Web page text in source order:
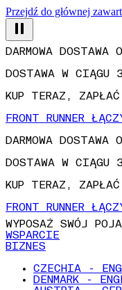
Przejdź do głównej
DOSTAWA W CIĄGU
KUP TERAZ,
FRONT RUNNER
DARMOWA
DOSTAWA W CIĄGU
KUP TERAZ,
FRONT RUNNER
WYPOSAŻ SWÓJ
WSPARCIE
BIZNES
CZECHIA -
DENMARK -